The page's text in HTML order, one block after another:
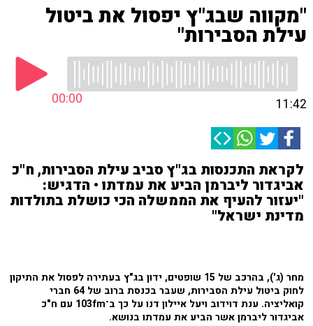
"מקווה שבג"ץ יפסול את ביטול
עילת הסבירות"
00:00 11:42
לקראת התכנסות בג"ץ סביב עילת הסבירות, ח"כ
אביגדור ליברמן הביע את עמדתו • הדגיש:
"יעזור להעיף את הממשלה הכי כושלת בתולדות
מדינת ישראל"
מחר (ג'), בהרכב של 15 שופטים, ידון בג"ץ בעתירה לפסול את התיקון
לחוק ביטול עילת הסבירות, שעבר בכנסת ברוב של 64 חברי
קואליציה. ענת דוידוב ויעל איילון דנו על כך ב־103fm עם ח"כ
אביגדור ליברמן אשר הביע את עמדתו בנושא.